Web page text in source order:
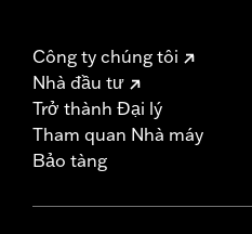
Công ty chúng tôi
Nhà đầu tư
Trở thành Đại lý
Tham quan Nhà máy
Bảo tàng